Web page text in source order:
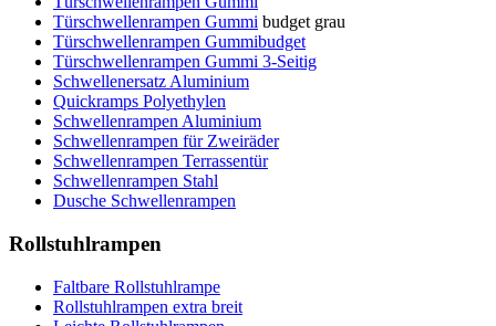
Türschwellenrampen Gummi budget grau
Türschwellenrampen Gummibudget
Türschwellenrampen Gummi 3-Seitig
Schwellenersatz Aluminium
Quickramps Polyethylen
Schwellenrampen Aluminium
Schwellenrampen für Zweiräder
Schwellenrampen Terrassentür
Schwellenrampen Stahl
Dusche Schwellenrampen
Rollstuhlrampen
Faltbare Rollstuhlrampe
Rollstuhlrampen extra breit